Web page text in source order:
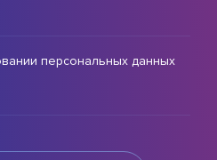
персональных данных